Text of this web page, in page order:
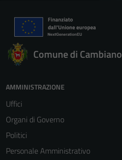
Comune di Cambiano
AMMINISTRAZIONE
Uffici
Organi di Governo
Politici
Personale Amministrativo